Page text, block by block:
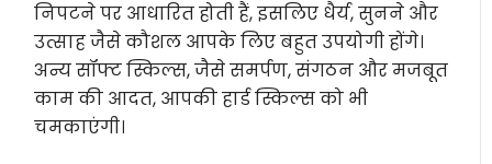
निपटने पर आधारित होती हैं, इसलिए धैर्य, सुनने और
उत्साह जैसे कौशल आपके लिए बहुत उपयोगी होंगे।
अन्य सॉफ्ट स्किल्स, जैसे समर्पण, संगठन और मजबूत
काम की आदत, आपकी हार्ड स्किल्स को भी
चमकाएंगी।